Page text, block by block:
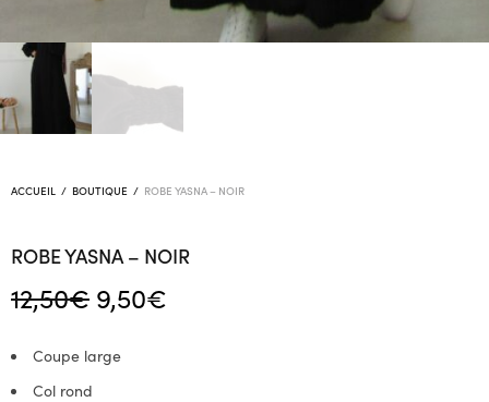
ACCUEIL / BOUTIQUE / ROBE YASNA – NOIR
ROBE YASNA – NOIR
12,50€ Le prix
initial
était :
12,50€.
9,50€
Coupe large
Col rond